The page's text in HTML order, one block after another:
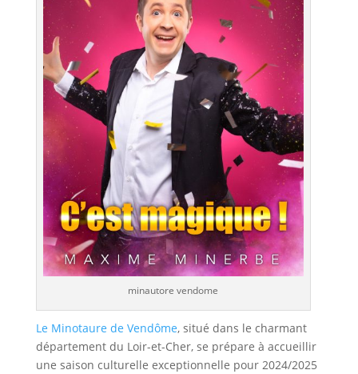
minautore vendome
Le Minotaure de Vendôme, situé dans le charmant
département du Loir-et-Cher, se prépare à accueillir
une saison culturelle exceptionnelle pour 2024/2025